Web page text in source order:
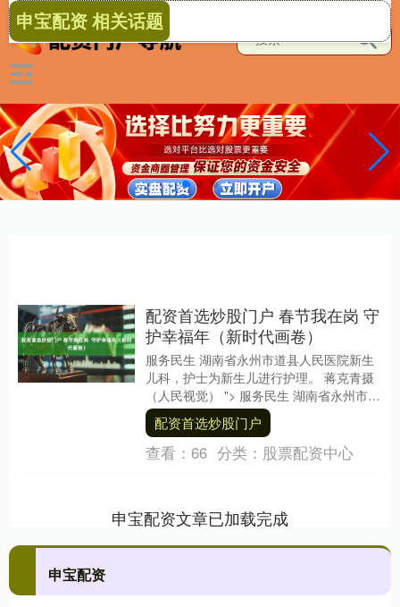
申宝配资 相关话题
配资首选炒股门户 春节我在岗 守
护幸福年（新时代画卷）
服务民生 湖南省永州市道县人民医院新生
儿科，护士为新生儿进行护理。 蒋克青摄
（人民视觉） "> 服务民生 湖南省永州市道
县人民医院新生儿科配资首选炒股门户，
护士....
配资首选炒股门户
查看： 66 分类： 股票配资中心
申宝配资文章已加载完成
申宝配资